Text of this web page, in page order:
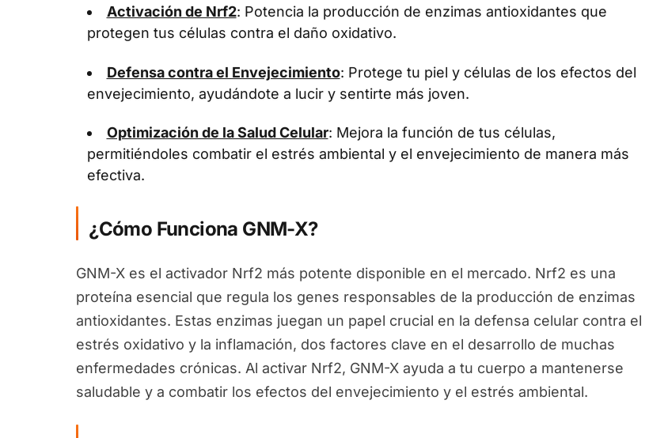
Activación de Nrf2: Potencia la producción de enzimas antioxidantes que
protegen tus células contra el daño oxidativo.
Defensa contra el Envejecimiento: Protege tu piel y células de los efectos del
envejecimiento, ayudándote a lucir y sentirte más joven.
Optimización de la Salud Celular: Mejora la función de tus células,
permitiéndoles combatir el estrés ambiental y el envejecimiento de manera más
efectiva.
¿Cómo Funciona GNM-X?
GNM-X es el activador Nrf2 más potente disponible en el mercado. Nrf2 es una
proteína esencial que regula los genes responsables de la producción de enzimas
antioxidantes. Estas enzimas juegan un papel crucial en la defensa celular contra el
estrés oxidativo y la inflamación, dos factores clave en el desarrollo de muchas
enfermedades crónicas. Al activar Nrf2, GNM-X ayuda a tu cuerpo a mantenerse
saludable y a combatir los efectos del envejecimiento y el estrés ambiental.